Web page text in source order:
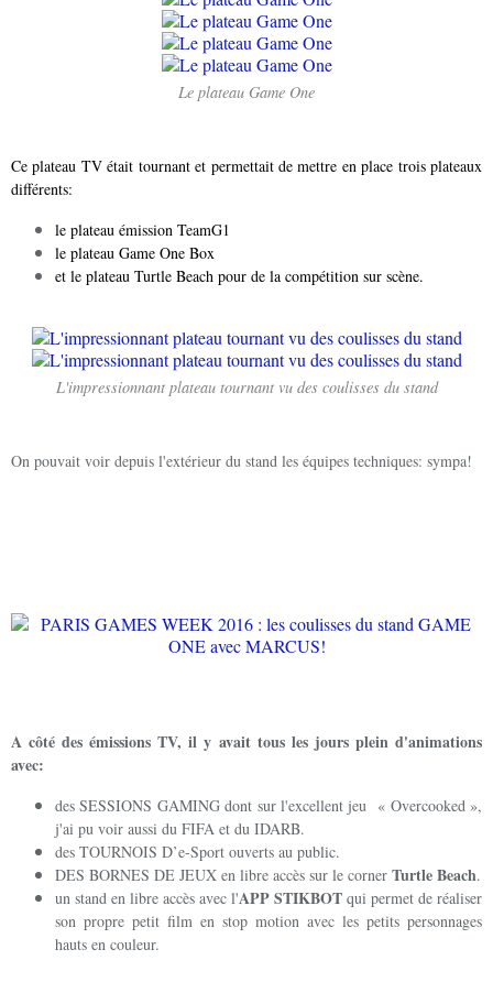
Le plateau Game One
Ce plateau TV était tournant et permettait de mettre en place trois plateaux
différents:
le plateau émission TeamG1
le plateau Game One Box
et le plateau Turtle Beach pour de la compétition sur scène.
L'impressionnant plateau tournant vu des coulisses du stand
On pouvait voir depuis l'extérieur du stand les équipes techniques: sympa!
A côté des émissions TV, il y avait tous les jours plein d'animations
avec:
des SESSIONS GAMING dont sur l'excellent jeu « Overcooked »,
j'ai pu voir aussi du FIFA et du IDARB.
des TOURNOIS D’e-Sport ouverts au public.
DES BORNES DE JEUX en libre accès sur le corner Turtle Beach.
un stand en libre accès avec l'APP STIKBOT qui permet de réaliser
son propre petit film en stop motion avec les petits personnages
hauts en couleur.